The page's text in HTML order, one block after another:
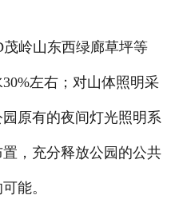
岭山东西绿廊草坪等
左右；对山体照明采
原有的夜间灯光照明系
，充分释放公园的公共
能。